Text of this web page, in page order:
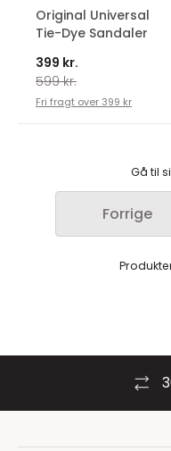
Original Universal
Tie-Dye Sandaler
399 kr.
599 kr.
Fri fragt over 399 kr
Gå til
Forrige
30